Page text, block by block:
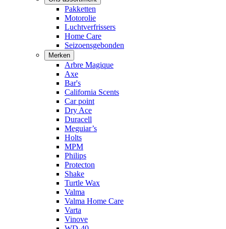
Pakketten
Motorolie
Luchtverfrissers
Home Care
Seizoensgebonden
Merken
Arbre Magique
Axe
Bar's
California Scents
Car point
Dry Ace
Duracell
Meguiar’s
Holts
MPM
Philips
Protecton
Shake
Turtle Wax
Valma
Valma Home Care
Varta
Vinove